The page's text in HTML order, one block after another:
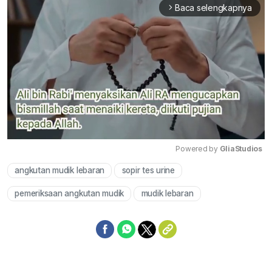
arrow_forward_ios Baca selengkapnya
Powered by GliaStudios
angkutan mudik lebaran sopir tes urine
pemeriksaan angkutan mudik mudik lebaran